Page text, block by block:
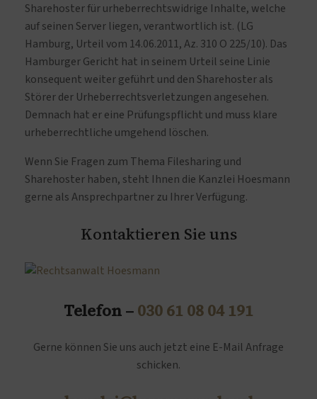
Sharehoster für urheberrechtswidrige Inhalte, welche
auf seinen Server liegen, verantwortlich ist. (LG
Hamburg, Urteil vom 14.06.2011, Az. 310 O 225/10). Das
Hamburger Gericht hat in seinem Urteil seine Linie
konsequent weiter geführt und den Sharehoster als
Störer der Urheberrechtsverletzungen angesehen.
Demnach hat er eine Prüfungspflicht und muss klare
urheberrechtliche umgehend löschen.
Wenn Sie Fragen zum Thema Filesharing und
Sharehoster haben, steht Ihnen die Kanzlei Hoesmann
gerne als Ansprechpartner zu Ihrer Verfügung.
Kontaktieren Sie uns
Telefon – 030 61 08 04 191
Gerne können Sie uns auch jetzt eine E-Mail Anfrage
schicken.